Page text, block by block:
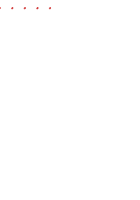
・・・